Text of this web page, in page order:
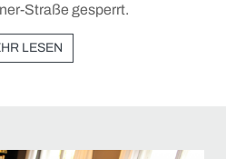
Straße gesperrt.
LESEN